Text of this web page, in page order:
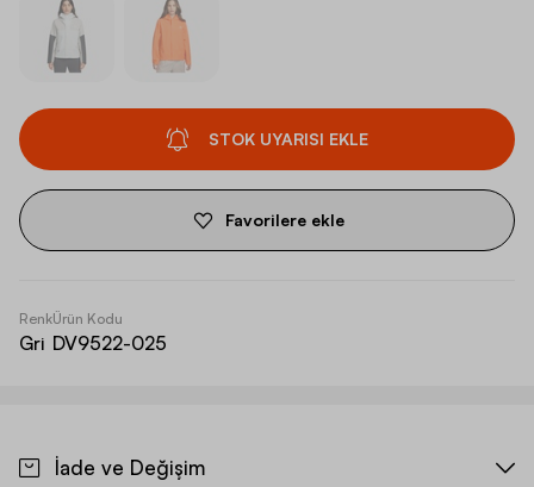
STOK UYARISI EKLE
Favorilere ekle
Renk
Gri
Ürün Kodu
DV9522-025
İade ve Değişim